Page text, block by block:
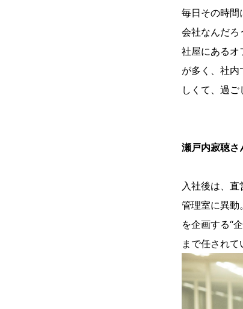
毎日その時間
会社なんだろ
社屋にあるオ
が多く、社内
しくて、過ご
瀬戸内寂聴さ
入社後は、
管理室に異動
を企画する“
まで任されて